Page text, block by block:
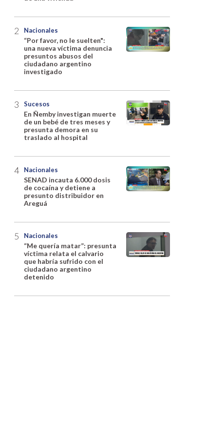
Nacionales
“Por favor, no le suelten":
una nueva víctima denuncia
presuntos abusos del
ciudadano argentino
investigado
Sucesos
En Ñemby investigan muerte
de un bebé de tres meses y
presunta demora en su
traslado al hospital
Nacionales
SENAD incauta 6.000 dosis
de cocaína y detiene a
presunto distribuidor en
Areguá
Nacionales
“Me quería matar”: presunta
víctima relata el calvario
que habría sufrido con el
ciudadano argentino
detenido